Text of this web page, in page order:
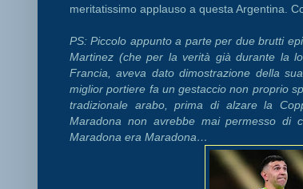
meritatissimo applauso a questa Argentina.
PS: Piccolo appunto a parte per due brutti
Martinez (che per la verità già durante la
Francia, aveva dato dimostrazione della
miglior portiere fa un gestaccio non proprio
tradizionale arabo, prima di alzare la
Maradona non avrebbe mai permesso di
Maradona era Maradona…